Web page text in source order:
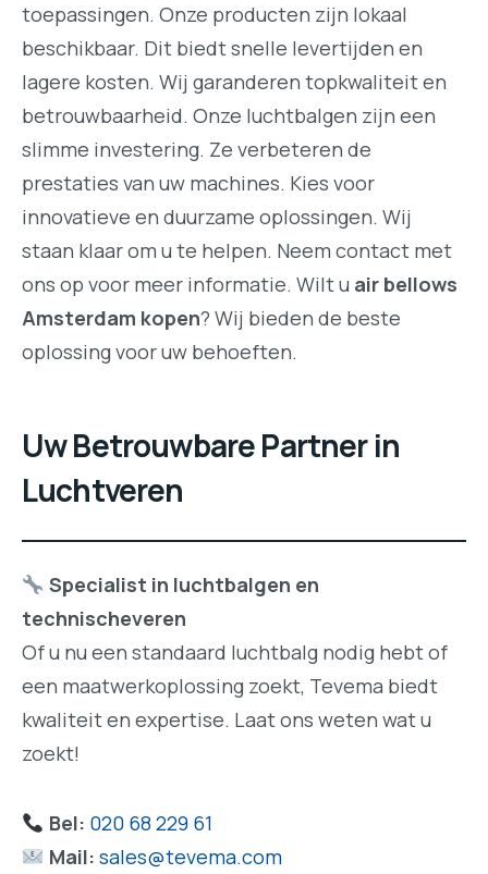
toepassingen. Onze producten zijn lokaal
beschikbaar. Dit biedt snelle levertijden en
lagere kosten. Wij garanderen topkwaliteit en
betrouwbaarheid. Onze luchtbalgen zijn een
slimme investering. Ze verbeteren de
prestaties van uw machines. Kies voor
innovatieve en duurzame oplossingen. Wij
staan klaar om u te helpen. Neem contact met
ons op voor meer informatie. Wilt u air bellows
Amsterdam kopen? Wij bieden de beste
oplossing voor uw behoeften.
Uw Betrouwbare Partner in
Luchtveren
Specialist in luchtbalgen en
technischeveren
Of u nu een standaard luchtbalg nodig hebt of
een maatwerkoplossing zoekt, Tevema biedt
kwaliteit en expertise. Laat ons weten wat u
zoekt!
Bel: 020 68 229 61
Mail: sales@tevema.com